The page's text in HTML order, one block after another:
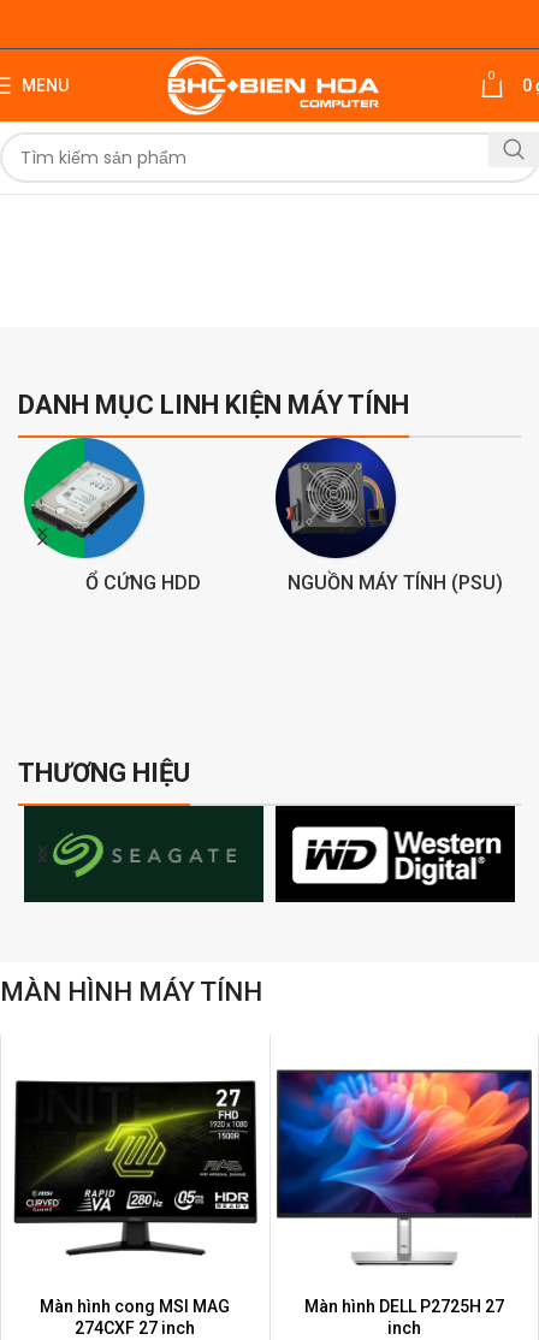
MENU 0 0
DANH MỤC LINH KIỆN MÁY TÍNH
BỘ NHỚ TRONG (RAM) BỘ VI XỬ LÝ (CPU)
THƯƠNG HIỆU
MÀN HÌNH MÁY TÍNH
Màn hình cong MSI MAG
274CXF 27 inch
Màn hình DELL P2725H 27
inch